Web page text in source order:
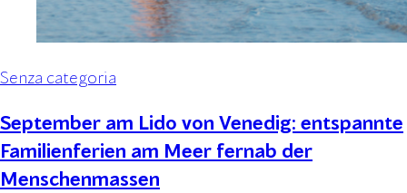
Senza categoria
September am Lido von Venedig: entspannte
Familienferien am Meer fernab der
Menschenmassen